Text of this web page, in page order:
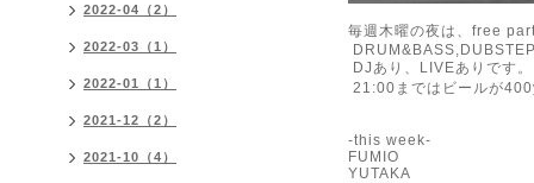
毎週木曜の夜は、free
DJあり、LIVEありです。
21:00まではビールが
-this week-
FUMIO
YUTAKA
2022-04（2）
2022-03（1）
2022-01（1）
2021-12（2）
2021-10（4）